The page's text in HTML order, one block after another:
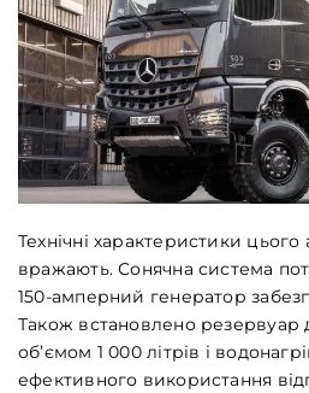
Технічні характеристики
вражають. Сонячна система
150-амперний генератор
Також встановлено резервуар
об’ємом 1 000 літрів і
ефективного використання